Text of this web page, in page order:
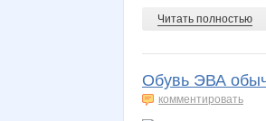
lelikmama
Читать полностью
Обувь ЭВА
комментировать